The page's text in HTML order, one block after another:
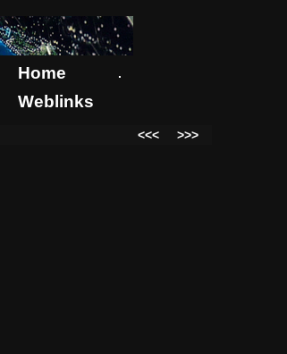
Home .
Weblinks
<<< >>>